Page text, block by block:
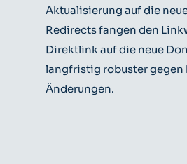
Aktualisierung auf die
Redirects fangen den
Direktlink auf die neue
langfristig robuster
Änderungen.